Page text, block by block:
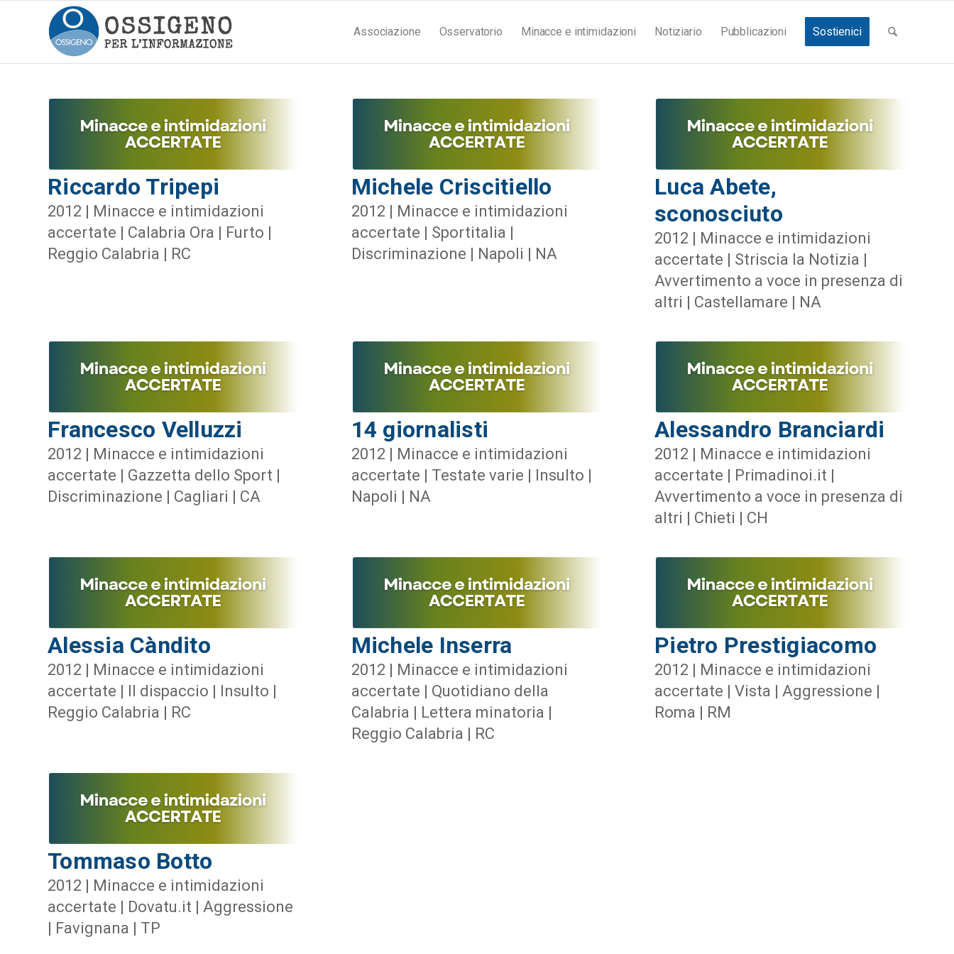
Associazione Osservatorio Minacce e intimidazioni Notiziario Pubblicazioni Sostienici
Riccardo Tripepi
2012 | Minacce e intimidazioni
accertate | Calabria Ora | Furto |
Reggio Calabria | RC
Michele Criscitiello
2012 | Minacce e intimidazioni
accertate | Sportitalia |
Discriminazione | Napoli | NA
Luca Abete,
sconosciuto
2012 | Minacce e intimidazioni
accertate | Striscia la Notizia |
Avvertimento a voce in presenza di
altri | Castellamare | NA
Francesco Velluzzi
2012 | Minacce e intimidazioni
accertate | Gazzetta dello Sport |
Discriminazione | Cagliari | CA
14 giornalisti
2012 | Minacce e intimidazioni
accertate | Testate varie | Insulto |
Napoli | NA
Alessandro Branciardi
2012 | Minacce e intimidazioni
accertate | Primadinoi.it |
Avvertimento a voce in presenza di
altri | Chieti | CH
Alessia Càndito
2012 | Minacce e intimidazioni
accertate | Il dispaccio | Insulto |
Reggio Calabria | RC
Michele Inserra
2012 | Minacce e intimidazioni
accertate | Quotidiano della
Calabria | Lettera minatoria |
Reggio Calabria | RC
Pietro Prestigiacomo
2012 | Minacce e intimidazioni
accertate | Vista | Aggressione |
Roma | RM
Tommaso Botto
2012 | Minacce e intimidazioni
accertate | Dovatu.it | Aggressione
| Favignana | TP